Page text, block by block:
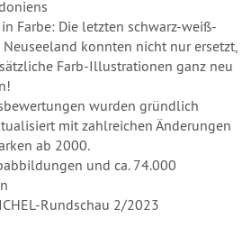
Farbe: Die letzten schwarz-weiß-
konnten nicht nur ersetzt,
Farb-Illustrationen ganz neu
wurden gründlich
mit zahlreichen Änderungen
ab 2000.
und ca. 74.000
Rundschau 2/2023